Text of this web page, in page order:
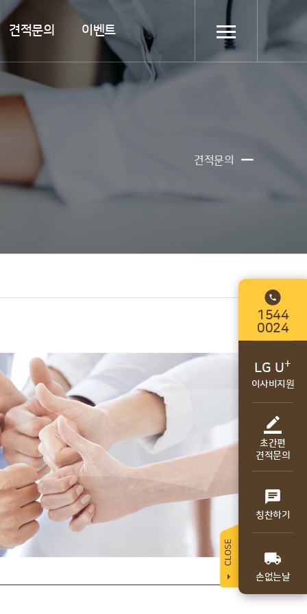
견적문의 이벤트
견적문의 
CLOSE
1544
0024
LG U+
이사비지원

초간편
견적문의

칭찬하기

손없는날